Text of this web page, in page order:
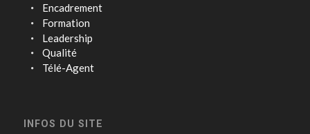
Encadrement
Formation
Leadership
Qualité
Télé-Agent
INFOS DU SITE